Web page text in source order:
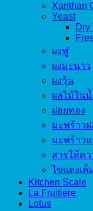
Xanthan
Yeast
Dry
ผงฟู
ผงมะนาว
ผงวุ้น
ผลไม้ในน้
ฝอยทอง
มะพร้าวฝ
มะพร้าว
สารให้ค
ไข่แดงเค็
Kitchen Scale
La Fruitiere
Lotus